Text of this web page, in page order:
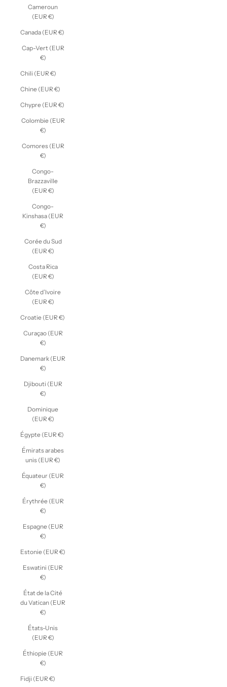
Cameroun
(EUR €)
Canada (EUR €)
Cap-Vert (EUR
€)
Chili (EUR €)
Chine (EUR €)
Chypre (EUR €)
Colombie (EUR
€)
Comores (EUR
€)
Congo-
Brazzaville
(EUR €)
Congo-
Kinshasa (EUR
€)
Corée du Sud
(EUR €)
Costa Rica
(EUR €)
Côte d’Ivoire
(EUR €)
Croatie (EUR €)
Curaçao (EUR
€)
Danemark (EUR
€)
Djibouti (EUR
€)
Dominique
(EUR €)
Égypte (EUR €)
Émirats arabes
unis (EUR €)
Équateur (EUR
€)
Érythrée (EUR
€)
Espagne (EUR
€)
Estonie (EUR €)
Eswatini (EUR
€)
État de la Cité
du Vatican (EUR
€)
États-Unis
(EUR €)
Éthiopie (EUR
€)
Fidji (EUR €)